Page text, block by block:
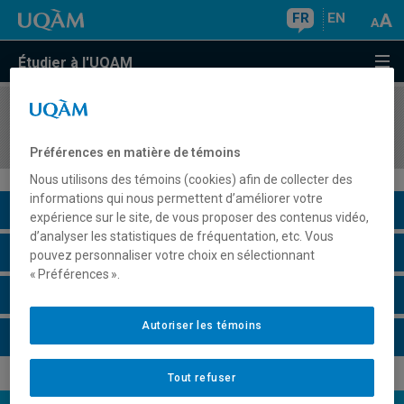
FR EN
Étudier à l'UQAM
COURS//
Description du cours
Horaire - Été 2026
Préférences en matière de témoins
Nous utilisons des témoins (cookies) afin de collecter des
informations qui nous permettent d’améliorer votre
expérience sur le site, de vous proposer des contenus vidéo,
d’analyser les statistiques de fréquentation, etc. Vous
pouvez personnaliser votre choix en sélectionnant
« Préférences ».
Tout refuser
Autoriser les témoins